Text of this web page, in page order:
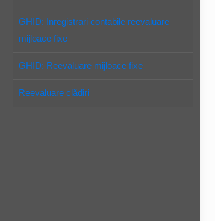
GHID: Inregistrari contabile reevaluare
mijloace fixe
GHID: Reevaluare mijloace fixe
Reevaluare clădiri